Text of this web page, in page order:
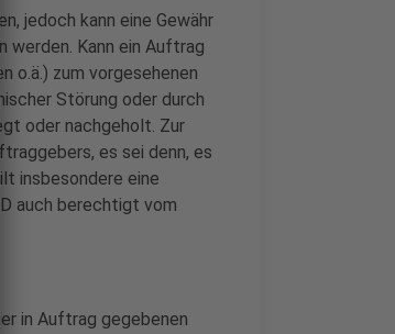
jedoch kann eine Gewähr
Kann ein Auftrag
o.ä.) zum vorgesehenen
Störung oder durch
oder nachgeholt. Zur
es sei denn, es
insbesondere eine
auch berechtigt vom
in Auftrag gegebenen